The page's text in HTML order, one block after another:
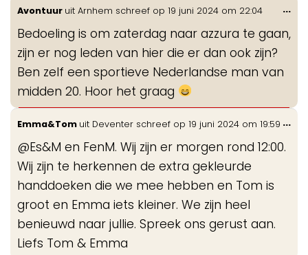
Avontuur uit Arnhem schreef op 19 juni 2024 om 22:04
Bedoeling is om zaterdag naar azzura te gaan,
zijn er nog leden van hier die er dan ook zijn?
Ben zelf een sportieve Nederlandse man van
midden 20. Hoor het graag
...
Emma&Tom uit Deventer schreef op 19 juni 2024 om 19:59
@Es&M en FenM. Wij zijn er morgen rond 12:00.
Wij zijn te herkennen de extra gekleurde
handdoeken die we mee hebben en Tom is
groot en Emma iets kleiner. We zijn heel
benieuwd naar jullie. Spreek ons gerust aan.
Liefs Tom & Emma
...